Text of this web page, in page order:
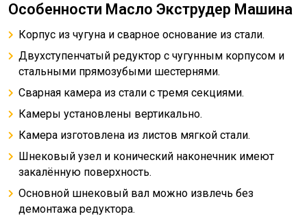
Особенности Масло Экструдер Машина
Корпус из чугуна и сварное основание из стали.
Двухступенчатый редуктор с чугунным корпусом и
стальными прямозубыми шестернями.
Сварная камера из стали с тремя секциями.
Камеры установлены вертикально.
Камера изготовлена из листов мягкой стали.
Шнековый узел и конический наконечник имеют
закалённую поверхность.
Основной шнековый вал можно извлечь без
демонтажа редуктора.